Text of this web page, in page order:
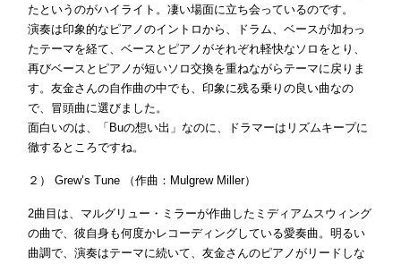
たというのがハイライト。凄い場面に立ち会っているのです。
演奏は印象的なピアノのイントロから、ドラム、ベースが加わっ
たテーマを経て、ベースとピアノがそれぞれ軽快なソロをとり、
再びベースとピアノが短いソロ交換を重ねながらテーマに戻りま
す。友金さんの自作曲の中でも、印象に残る乗りの良い曲なの
で、冒頭曲に選びました。
面白いのは、「Buの想い出」なのに、ドラマーはリズムキープに
徹するところですね。
２） Grew’s Tune （作曲：Mulgrew Miller）
2曲目は、マルグリュー・ミラーが作曲したミディアムスウィング
の曲で、彼自身も何度かレコーディングしている愛奏曲。明るい
曲調で、演奏はテーマに続いて、友金さんのピアノがリードしな